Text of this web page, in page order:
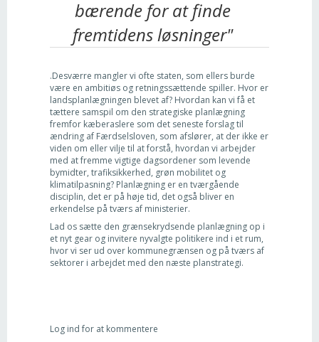
bærende for at finde
fremtidens løsninger"
.Desværre mangler vi ofte staten, som ellers burde
være en ambitiøs og retningssættende spiller. Hvor er
landsplanlægningen blevet af? Hvordan kan vi få et
tættere samspil om den strategiske planlægning
fremfor kæberaslere som det seneste forslag til
ændring af Færdselsloven, som afslører, at der ikke er
viden om eller vilje til at forstå, hvordan vi arbejder
med at fremme vigtige dagsordener som levende
bymidter, trafiksikkerhed, grøn mobilitet og
klimatilpasning? Planlægning er en tværgående
disciplin, det er på høje tid, det også bliver en
erkendelse på tværs af ministerier.
Lad os sætte den grænsekrydsende planlægning op i
et nyt gear og invitere nyvalgte politikere ind i et rum,
hvor vi ser ud over kommunegrænsen og på tværs af
sektorer i arbejdet med den næste planstrategi.
Log ind for at kommentere